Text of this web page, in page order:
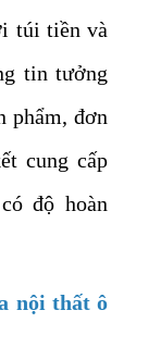
túi tiền và
tin tưởng
phẩm, đơn
cung cấp
độ hoàn
nội thất ô